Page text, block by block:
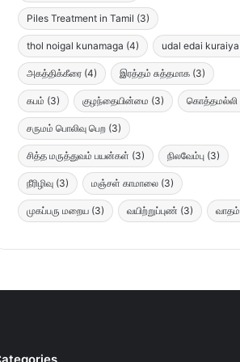
Piles Treatment in Tamil (3)
thol noigal kunamaga (4) udal edai kuraiya
அகத்திக்கீரை (4) இரத்தம் சுத்தமாக (3)
கபம் (3) குழந்தையின்மை (3) கொத்தமல்லி
சருமம் பொலிவு பெற (3)
சித்த மருத்துவம் பயன்கள் (3) நிலவேம்பு (3)
நீரிழிவு (3) மஞ்சள் காமாலை (3)
முகப்பரு மறைய (3) வயிற்றுப்புண் (3) வாதம்